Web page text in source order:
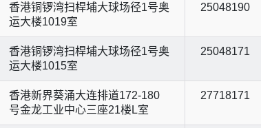
香港铜锣湾扫桿埔大球场径1号奥
运大楼1019室
25048190
香港铜锣湾扫桿埔大球场径1号奥
运大楼1015室
25048171
香港新界葵涌大连排道172-180
号金龙工业中心三座21楼L室
27718171